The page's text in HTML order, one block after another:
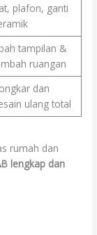
plafon, ganti
tampilan &
ruangan
dan
ulang total
rumah dan
lengkap dan